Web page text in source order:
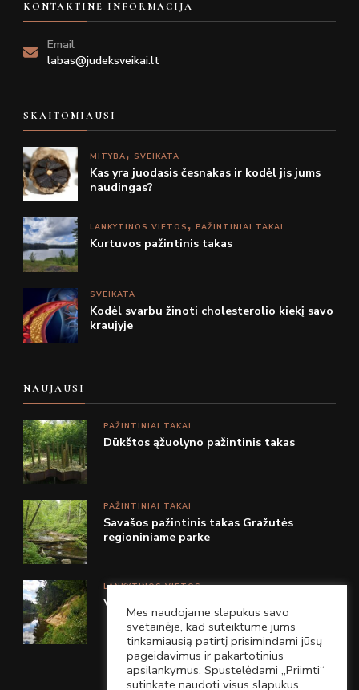
KONTAKTINĖ INFORMACIJA
Email
labas@judeksveikai.lt
SKAITOMIAUSI
MITYBA SVEIKATA
Kas yra juodasis česnakas ir kodėl jis jums
naudingas?
LANKYTINOS VIETOS PAŽINTINIAI TAKAI
Kurtuvos pažintinis takas
SVEIKATA
Kodėl svarbu žinoti cholesterolio kiekį savo
kraujyje
NAUJAUSI
PAŽINTINIAI TAKAI
Dūkštos ąžuolyno pažintinis takas
PAŽINTINIAI TAKAI
Savašos pažintinis takas Gražutės
regioniniame parke
LANKYTINOS VIETOS
Vetygalos atodanga Anykščių r.
Mes naudojame slapukus savo
svetainėje, kad suteiktume jums
tinkamiausią patirtį prisimindami jūsų
pageidavimus ir pakartotinius
apsilankymus. Spustelėdami „Priimti“
sutinkate naudoti visus slapukus.